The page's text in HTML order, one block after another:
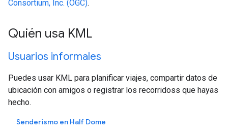
Consortium, Inc. (OGC).
Quién usa KML
Usuarios informales
Puedes usar KML para planificar viajes, compartir datos de
ubicación con amigos o registrar los recorridoss que hayas
hecho.
Senderismo en Half Dome